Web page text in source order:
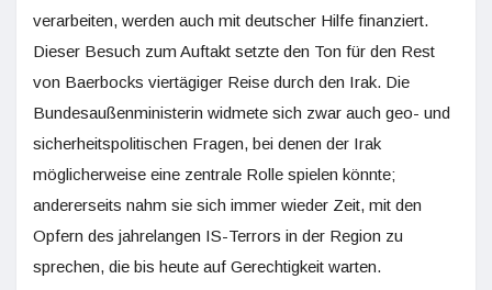
verarbeiten, werden auch mit deutscher Hilfe finanziert.
Dieser Besuch zum Auftakt setzte den Ton für den Rest
von Baerbocks viertägiger Reise durch den Irak. Die
Bundesaußenministerin widmete sich zwar auch geo- und
sicherheitspolitischen Fragen, bei denen der Irak
möglicherweise eine zentrale Rolle spielen könnte;
andererseits nahm sie sich immer wieder Zeit, mit den
Opfern des jahrelangen IS-Terrors in der Region zu
sprechen, die bis heute auf Gerechtigkeit warten.